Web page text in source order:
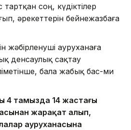
соң, күдіктілер
әрекеттерін бейнежазбаға
жәбірленуші ауруханаға
денсаулық сақтау
бала жабық бас-ми
4 тамызда 14 жастағы
жарақат алып,
ауруханасына